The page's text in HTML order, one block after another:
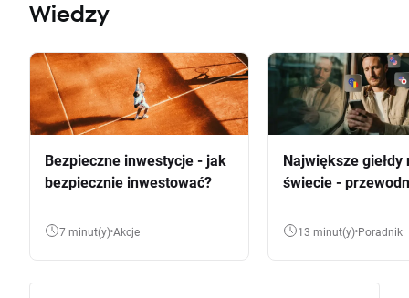
Wiedzy
Bezpieczne inwestycje - jak
bezpiecznie inwestować?
7 minut(y) Akcje
Największe giełdy
świecie -
13 minut(y) Poradnik